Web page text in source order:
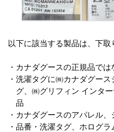
以下に該当する製品は、下取
カナダグースの正規品では
洗濯タグに㈱カナダグー
グ、㈱グリフィン インタ
品
カナダグースのアパレル
品番・洗濯タグ、ホログ